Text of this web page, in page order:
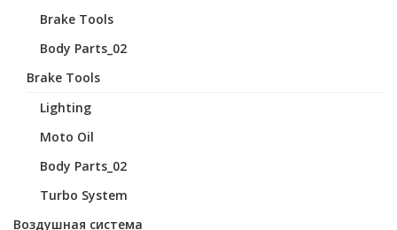
Brake Tools
Body Parts_02
Brake Tools
Lighting
Moto Oil
Body Parts_02
Turbo System
Воздушная система